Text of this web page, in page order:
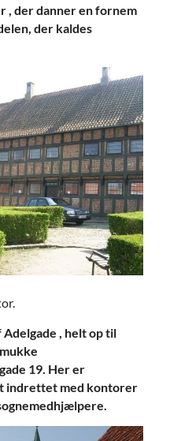
, der danner en fornem
der kaldes
Adelgade , helt op til
19. Her er
indrettet med kontorer